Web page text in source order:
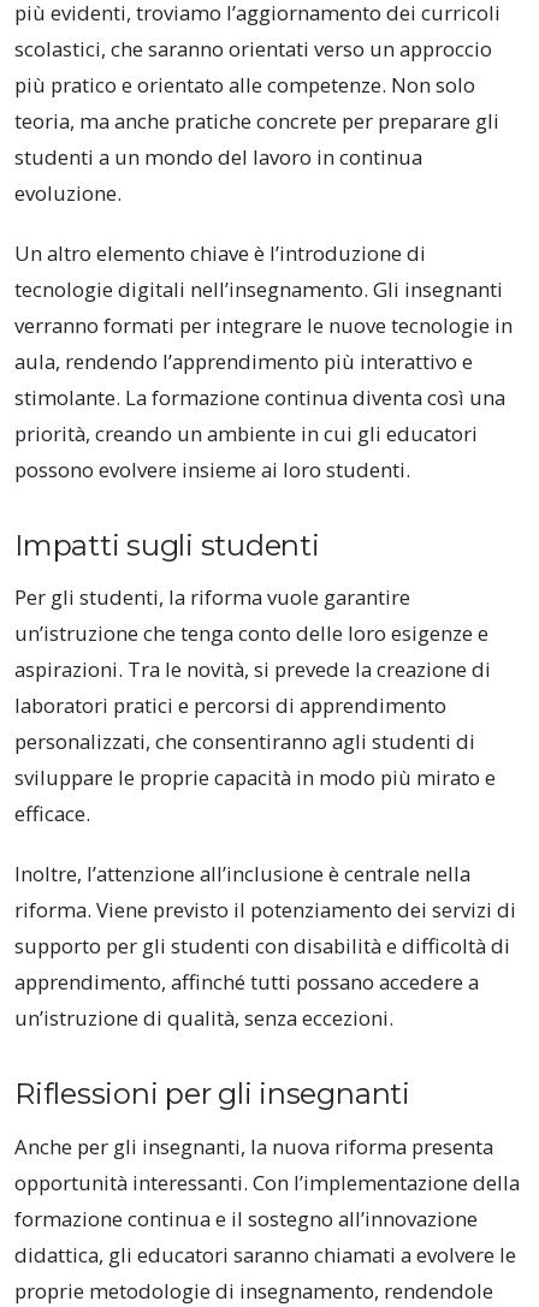
più evidenti, troviamo l’aggiornamento dei curricoli
scolastici, che saranno orientati verso un approccio
più pratico e orientato alle competenze. Non solo
teoria, ma anche pratiche concrete per preparare gli
studenti a un mondo del lavoro in continua
evoluzione.
Un altro elemento chiave è l’introduzione di
tecnologie digitali nell’insegnamento. Gli insegnanti
verranno formati per integrare le nuove tecnologie in
aula, rendendo l’apprendimento più interattivo e
stimolante. La formazione continua diventa così una
priorità, creando un ambiente in cui gli educatori
possono evolvere insieme ai loro studenti.
Impatti sugli studenti
Per gli studenti, la riforma vuole garantire
un’istruzione che tenga conto delle loro esigenze e
aspirazioni. Tra le novità, si prevede la creazione di
laboratori pratici e percorsi di apprendimento
personalizzati, che consentiranno agli studenti di
sviluppare le proprie capacità in modo più mirato e
efficace.
Inoltre, l’attenzione all’inclusione è centrale nella
riforma. Viene previsto il potenziamento dei servizi di
supporto per gli studenti con disabilità e difficoltà di
apprendimento, affinché tutti possano accedere a
un’istruzione di qualità, senza eccezioni.
Riflessioni per gli insegnanti
Anche per gli insegnanti, la nuova riforma presenta
opportunità interessanti. Con l’implementazione della
formazione continua e il sostegno all’innovazione
didattica, gli educatori saranno chiamati a evolvere le
proprie metodologie di insegnamento, rendendole